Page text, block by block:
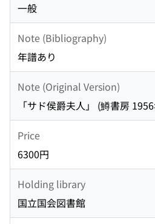
一般
Note (Bibliography)
年譜あり
Note (Original Version)
「サド侯爵夫人」 (鱒書房
Price
6300円
Holding library
国立国会図書館